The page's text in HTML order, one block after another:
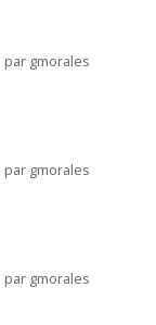
par gmorales
par gmorales
par gmorales